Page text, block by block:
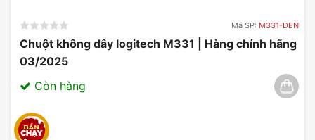
Mã SP: M331-DEN
Chuột không dây logitech M331 | Hàng chính hãng
03/2025
Còn hàng